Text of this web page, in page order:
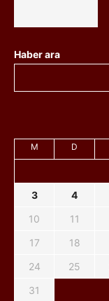
Haber ara
M D
3
4
10
11
17
18
24
25
31